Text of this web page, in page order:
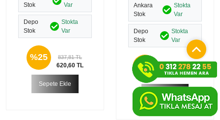
Stok
Var
Depo
Stok
Stokta
Var
%25 837,81 TL
620,60 TL
Sepete Ekle
Ankara
Stok
Stokta
Var
Depo
Stok
Stokta
Var
%11 14.996,80 TL
13.390,00 TL
Sepete Ekle